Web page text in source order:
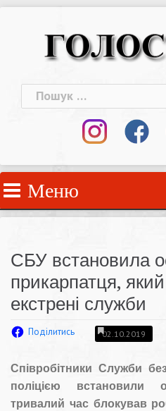
Пошук:
Меню
СБУ встановила
прикарпатця,
екстрені служби
Поділитись 02.10.2019
Співробітники Служби
поліцією встановили
тривалий час блокував